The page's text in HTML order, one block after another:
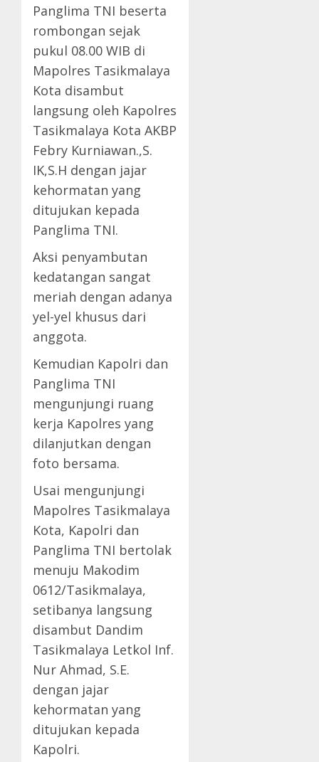
Panglima TNI beserta
rombongan sejak
pukul 08.00 WIB di
Mapolres Tasikmalaya
Kota disambut
langsung oleh Kapolres
Tasikmalaya Kota AKBP
Febry Kurniawan.,S.
IK,S.H dengan jajar
kehormatan yang
ditujukan kepada
Panglima TNI.
Aksi penyambutan
kedatangan sangat
meriah dengan adanya
yel-yel khusus dari
anggota.
Kemudian Kapolri dan
Panglima TNI
mengunjungi ruang
kerja Kapolres yang
dilanjutkan dengan
foto bersama.
Usai mengunjungi
Mapolres Tasikmalaya
Kota, Kapolri dan
Panglima TNI bertolak
menuju Makodim
0612/Tasikmalaya,
setibanya langsung
disambut Dandim
Tasikmalaya Letkol Inf.
Nur Ahmad, S.E.
dengan jajar
kehormatan yang
ditujukan kepada
Kapolri.